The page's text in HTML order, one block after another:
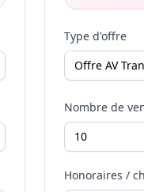
Type d'offre
Nombre de
Honoraires /